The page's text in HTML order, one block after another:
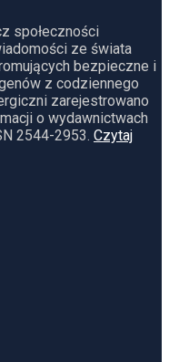
społeczności
ze świata
bezpieczne i
z codziennego
zarejestrowano
o wydawnictwach
2544-2953. Czytaj